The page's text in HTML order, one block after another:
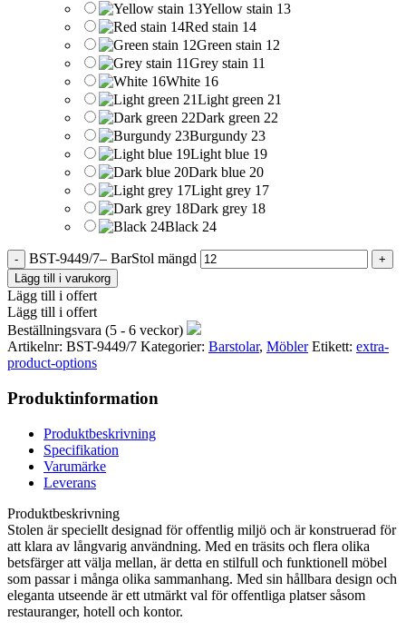
Yellow stain 13
Red stain 14
Green stain 12
Grey stain 11
White 16
Light green 21
Dark green 22
Burgundy 23
Light blue 19
Dark blue 20
Light grey 17
Dark grey 18
Black 24
BST-9449/7– BarStol mängd
Lägg till i varukorg
Lägg till i offert
Lägg till i offert
Beställningsvara (5 - 6 veckor)
Artikelnr: BST-9449/7 Kategorier: Barstolar, Möbler Etikett: extra-
product-options
Produktinformation
Produktbeskrivning
Specifikation
Varumärke
Leverans
Produktbeskrivning
Stolen är speciellt designad för offentlig miljö och är konstruerad för
att klara av långvarig användning. Med en träsits och flera olika
betsfärger att välja mellan, är detta en stilfull och funktionell möbel
som passar i många olika sammanhang. Med sin hållbara design och
eleganta utseende är ett utmärkt val för offentliga platser såsom
restauranger, hotell och kontor.